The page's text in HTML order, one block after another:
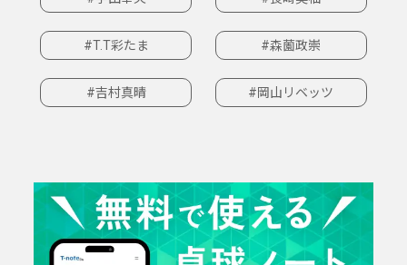
#T.T彩たま #森薗政崇
#吉村真晴 #岡山リベッツ